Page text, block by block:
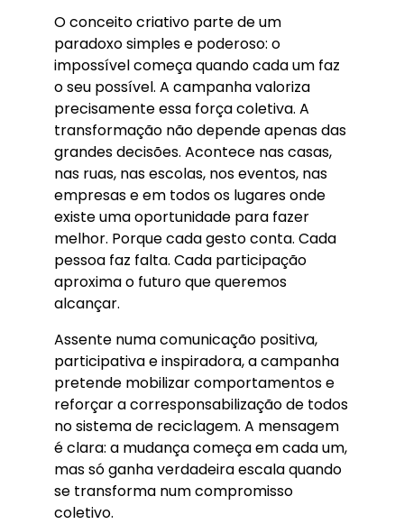
O conceito criativo parte de um
paradoxo simples e poderoso: o
impossível começa quando cada um faz
o seu possível. A campanha valoriza
precisamente essa força coletiva. A
transformação não depende apenas das
grandes decisões. Acontece nas casas,
nas ruas, nas escolas, nos eventos, nas
empresas e em todos os lugares onde
existe uma oportunidade para fazer
melhor. Porque cada gesto conta. Cada
pessoa faz falta. Cada participação
aproxima o futuro que queremos
alcançar.
Assente numa comunicação positiva,
participativa e inspiradora, a campanha
pretende mobilizar comportamentos e
reforçar a corresponsabilização de todos
no sistema de reciclagem. A mensagem
é clara: a mudança começa em cada um,
mas só ganha verdadeira escala quando
se transforma num compromisso
coletivo.